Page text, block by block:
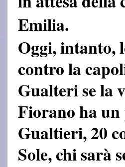
Emilia.
Oggi, intanto,
contro la
Gualteri se la
Fiorano ha un
Gualtieri, 20
Sole, chi sarà